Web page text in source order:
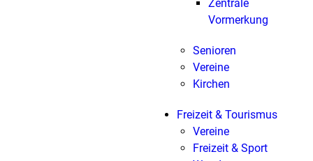
Zentrale
Vormerkung
Senioren
Vereine
Kirchen
Freizeit & Tourismus
Vereine
Freizeit & Sport